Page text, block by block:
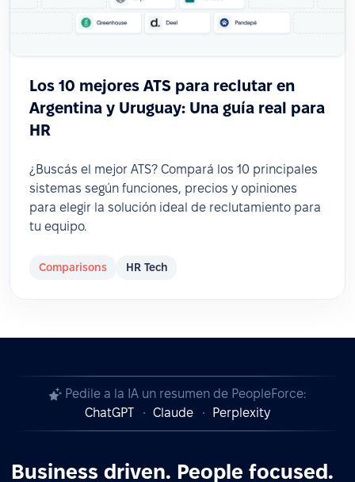
Los 10 mejores ATS para reclutar en
Argentina y Uruguay: Una guía real para
HR
¿Buscás el mejor ATS? Compará los 10 principales
sistemas según funciones, precios y opiniones
para elegir la solución ideal de reclutamiento para
tu equipo.
Comparisons HR Tech
Pedile a la IA un resumen de PeopleForce:
ChatGPT
Claude Perplexity
Business driven. People focused.